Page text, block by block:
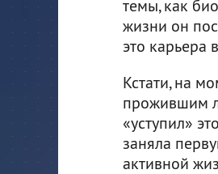
темы, как
жизни он
это карьера
Кстати, на
прожившим
«уступил»
заняла
активной